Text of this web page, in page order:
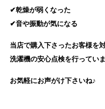
✔乾燥が弱くなった
✔音や振動が気になる
当店で購入下さったお客様を
洗濯機の安心点検を行ってい
お気軽にお声がけ下さいね♪